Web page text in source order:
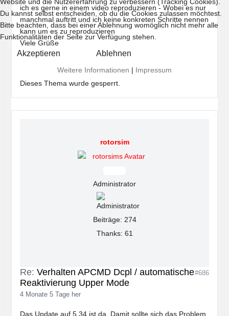
ich es gerne in einem video reproduzieren - Wobei es nur
manchmal auftritt und ich keine konkreten Schritte nennen
kann um es zu reproduzieren
Viele Grüße
Dieses Thema wurde gesperrt.
rotorsim
Administrator
Beiträge: 274
Thanks: 61
Re: Verhalten APCMD Dcpl / automatische
Reaktivierung Upper Mode
4 Monate 5 Tage her
#686
Das Update auf 5.34 ist da. Damit sollte sich das Problem
Du kannst selbst entscheiden, ob du die Cookies zulassen möchtest.
Bitte beachten, dass bei einer Ablehnung womöglich nicht mehr alle
Funktionalitäten der Seite zur Verfügung stehen.
Akzeptieren Ablehnen
Weitere Informationen | Impressum